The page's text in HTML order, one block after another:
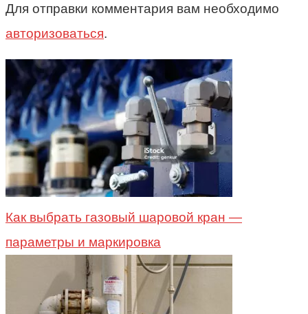
Для отправки комментария вам необходимо
авторизоваться.
Как выбрать газовый шаровой кран —
параметры и маркировка